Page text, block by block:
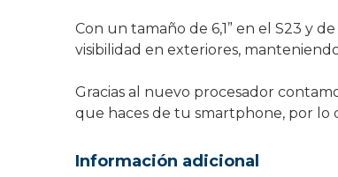
Con un tamaño de 6,1” en el S23 y
visibilidad en exteriores,
Gracias al nuevo procesador
que haces de tu smartphone, por lo
Información adicional